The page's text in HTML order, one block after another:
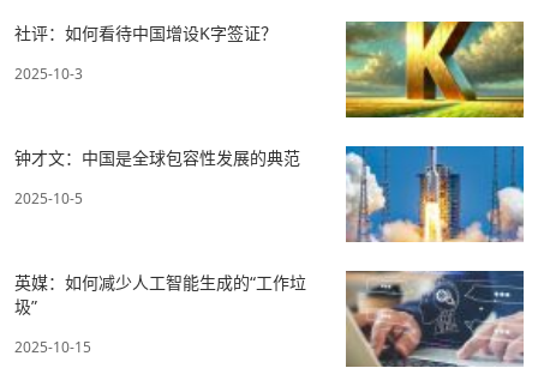
社评：如何看待中国增设K字签证？
2025-10-3
钟才文：中国是全球包容性发展的典范
2025-10-5
英媒：如何减少人工智能生成的“工作垃
圾”
2025-10-15